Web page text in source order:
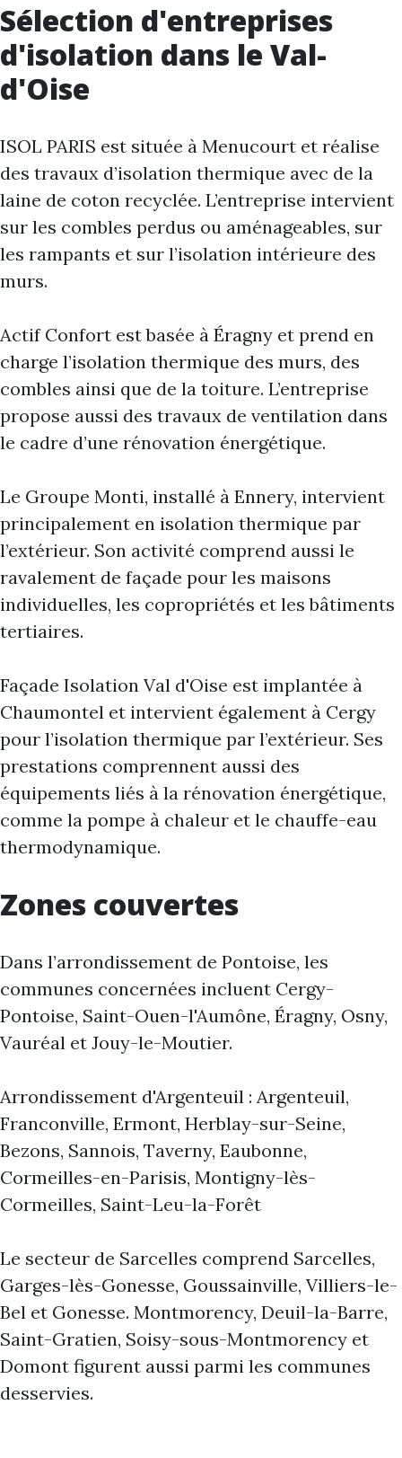
Sélection d'entreprises
d'isolation dans le Val-
d'Oise
ISOL PARIS est située à Menucourt et réalise
des travaux d’isolation thermique avec de la
laine de coton recyclée. L’entreprise intervient
sur les combles perdus ou aménageables, sur
les rampants et sur l’isolation intérieure des
murs.
Actif Confort est basée à Éragny et prend en
charge l’isolation thermique des murs, des
combles ainsi que de la toiture. L’entreprise
propose aussi des travaux de ventilation dans
le cadre d’une rénovation énergétique.
Le Groupe Monti, installé à Ennery, intervient
principalement en isolation thermique par
l’extérieur. Son activité comprend aussi le
ravalement de façade pour les maisons
individuelles, les copropriétés et les bâtiments
tertiaires.
Façade Isolation Val d'Oise est implantée à
Chaumontel et intervient également à Cergy
pour l’isolation thermique par l’extérieur. Ses
prestations comprennent aussi des
équipements liés à la rénovation énergétique,
comme la pompe à chaleur et le chauffe-eau
thermodynamique.
Zones couvertes
Dans l’arrondissement de Pontoise, les
communes concernées incluent Cergy-
Pontoise, Saint-Ouen-l'Aumône, Éragny, Osny,
Vauréal et Jouy-le-Moutier.
Arrondissement d'Argenteuil : Argenteuil,
Franconville, Ermont, Herblay-sur-Seine,
Bezons, Sannois, Taverny, Eaubonne,
Cormeilles-en-Parisis, Montigny-lès-
Cormeilles, Saint-Leu-la-Forêt
Le secteur de Sarcelles comprend Sarcelles,
Garges-lès-Gonesse, Goussainville, Villiers-le-
Bel et Gonesse. Montmorency, Deuil-la-Barre,
Saint-Gratien, Soisy-sous-Montmorency et
Domont figurent aussi parmi les communes
desservies.